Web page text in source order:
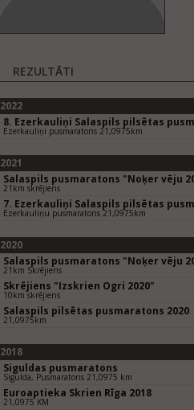
REZULTĀTI
2022
8. Ezerkauliņi Salaspils pilsētas
Ezerkauliņi pusmaratons 21,0975km
2021
Salaspils pusmaratons "Noķer vēju
21km skrējiens
7. Ezerkauliņi Salaspils pilsētas
Ezerkauliņu pusmaratons 21,0975km
2020
Salaspils pusmaratons "Noķer vēju
21km Skrējiens
Skrējiens "Izskrien Ogri 2020"
10km skrējiens
Salaspils pilsētas pusmaratons 2020
21,0975km
2018
Siguldas pusmaratons
Sigulda, Pusmaratons 21,0975 km
Euroaptieka Skrien Rīga 2018
21,0975 KM